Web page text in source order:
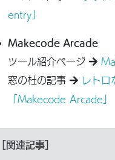
entry」
Makecode Arcade
ツール紹介ページ
窓の杜の記事
レト
「Makecode Arcade」
［関連記事］